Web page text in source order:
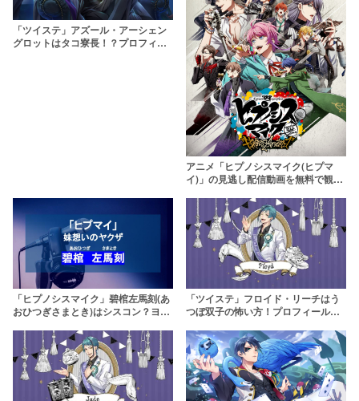
「ツイステ」アズール・アーシェン
グロットはタコ寮長！？プロフィー
アニメ「ヒプノシスマイク(ヒプマ
イ)」の見逃し配信動画を無料で観ら
「ヒプノシスマイク」碧棺左馬刻(あ
おひつぎさまとき)はシスコン？ヨコ
「ツイステ」フロイド・リーチはう
つぼ双子の怖い方！プロフィールや
を徹底紹介